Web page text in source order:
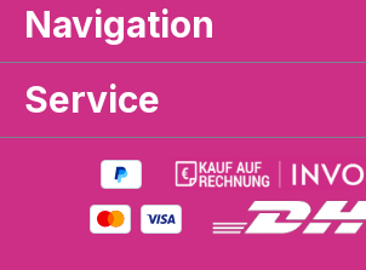
Navigation
Service